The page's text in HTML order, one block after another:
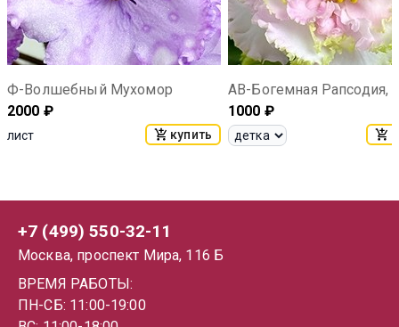
Ф-Волшебный Мухомор
2000 ₽
лист купить
АВ-Богемная Рапсодия,
1000 ₽
+7 (499) 550-32-11
Москва, проспект Мира, 116 Б
ВРЕМЯ РАБОТЫ:
ПН-СБ: 11:00-19:00